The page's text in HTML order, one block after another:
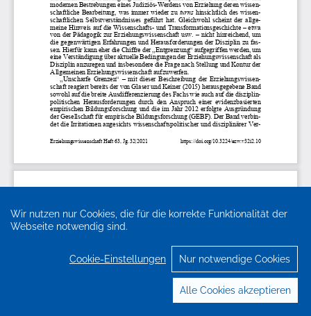
Wir nutzen nur Cookies, die für die korrekte Funktionalität der
Webseite notwendig sind.
Cookie-Einstellungen Nur notwendige Cookies
Alle Cookies akzeptieren